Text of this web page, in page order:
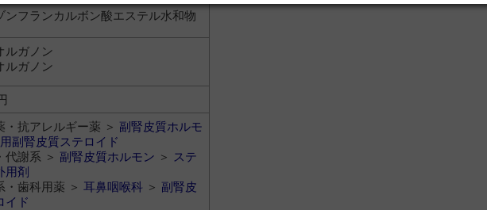
ンフランカルボン酸エステル水和物
ルガノン
ルガノン
・抗アレルギー薬 ＞ 副腎皮質ホルモ
副腎皮質ステロイド
代謝系 ＞ 副腎皮質ホルモン ＞ ステ
用剤
・歯科用薬 ＞ 耳鼻咽喉科 ＞ 副腎皮
イド